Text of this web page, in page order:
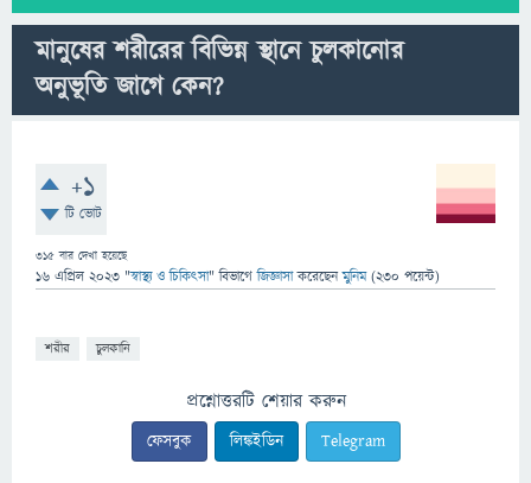
মানুষের শরীরের বিভিন্ন স্থানে চুলকানোর
অনুভূতি জাগে কেন?
+1
টি ভোট
315 বার দেখা হয়েছে
16 এপ্রিল 2023 "স্বাস্থ্য ও চিকিৎসা" বিভাগে জিজ্ঞাসাকরেছেনমুনিম (230 পয়েন্ট)
শরীর চুলকানি
প্রশ্নোত্তরটি শেয়ার করুন
ফেসবুক লিঙ্কইডিন Telegram